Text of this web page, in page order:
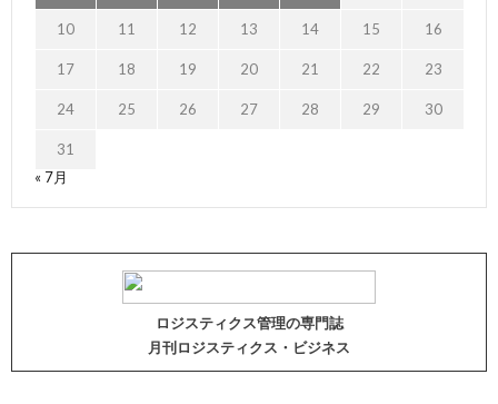
10 11 12 13 14 15 16
17 18 19 20 21 22 23
24 25 26 27 28 29 30
31
« 7月
ロジスティクス管理の専門誌
月刊ロジスティクス・ビジネス